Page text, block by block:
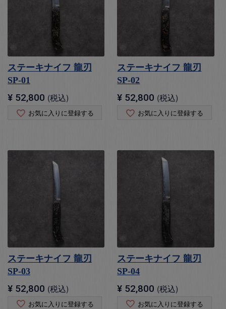
ステーキナイフ 龍刃
SP-01
¥ 52,800 税込
お気に入りに登録する
ステーキナイフ 龍刃
SP-02
¥ 52,800 税込
お気に入りに登録する
ステーキナイフ 龍刃
SP-03
¥ 52,800 税込
お気に入りに登録する
ステーキナイフ 龍刃
SP-04
¥ 52,800 税込
お気に入りに登録する